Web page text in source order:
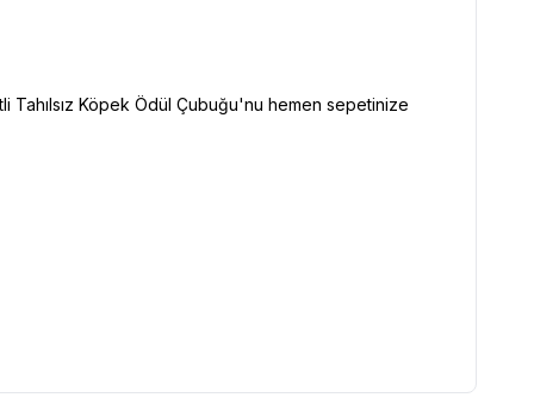
Tahılsız Köpek Ödül Çubuğu'nu hemen sepetinize